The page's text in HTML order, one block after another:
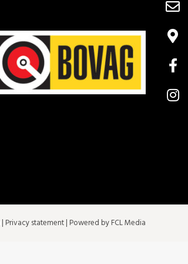
| Privacy statement| Powered by FCL Media